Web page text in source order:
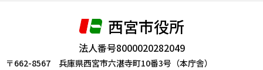
西宮市役所
法人番号8000020282049
〒662-8567 兵庫県西宮市六湛寺町10番3号（本庁舎）